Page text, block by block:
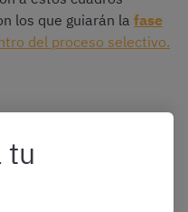
los que guiarán la fase
del proceso selectivo.
físicos y
tu